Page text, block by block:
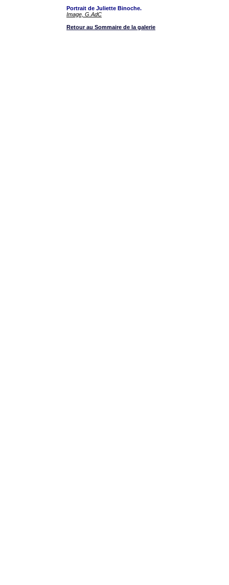
Portrait de Juliette Binoche.
Image, G.AdC
Retour au Sommaire de la galerie